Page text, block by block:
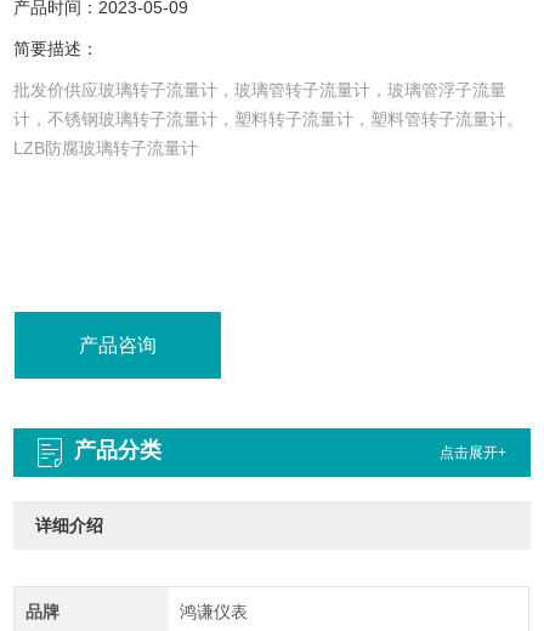
产品时间：2023-05-09
简要描述：
批发价供应玻璃转子流量计，玻璃管转子流量计，玻璃管浮子流量
计，不锈钢玻璃转子流量计，塑料转子流量计，塑料管转子流量计。
LZB防腐玻璃转子流量计
产品咨询
产品分类 点击展开+
详细介绍
品牌 鸿谦仪表